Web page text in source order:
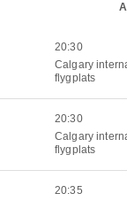
20:30
Calgary
flygplats
20:30
Calgary
flygplats
20:35